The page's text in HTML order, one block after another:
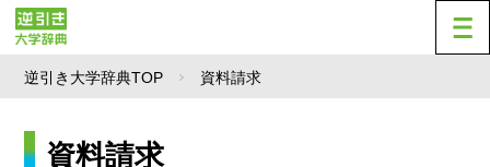
逆引き大学辞典TOP 資料請求
資料請求